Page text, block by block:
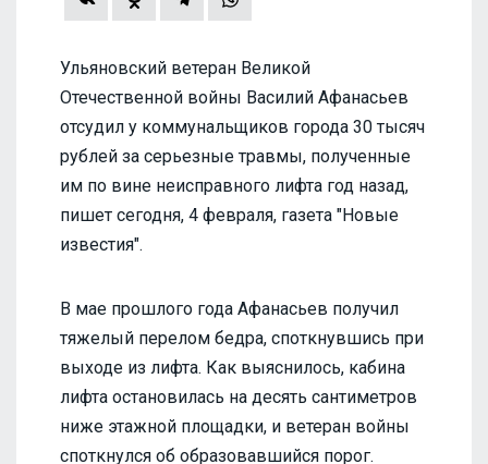
Ульяновский ветеран Великой
Отечественной войны Василий Афанасьев
отсудил у коммунальщиков города 30 тысяч
рублей за серьезные травмы, полученные
им по вине неисправного лифта год назад,
пишет сегодня, 4 февраля, газета "Новые
известия".
В мае прошлого года Афанасьев получил
тяжелый перелом бедра, споткнувшись при
выходе из лифта. Как выяснилось, кабина
лифта остановилась на десять сантиметров
ниже этажной площадки, и ветеран войны
споткнулся об образовавшийся порог.